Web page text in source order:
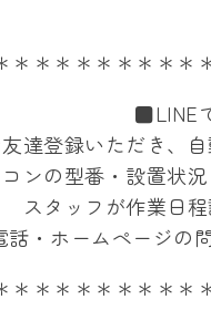
＊＊＊＊＊＊＊＊＊
■LINE
達登録いただき、
ンの型番・設置状
スタッフが作業日
話・ホームページの
＊＊＊＊＊＊＊＊＊